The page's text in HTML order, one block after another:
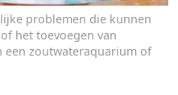
problemen die kunnen
het toevoegen van
een zoutwateraquarium of